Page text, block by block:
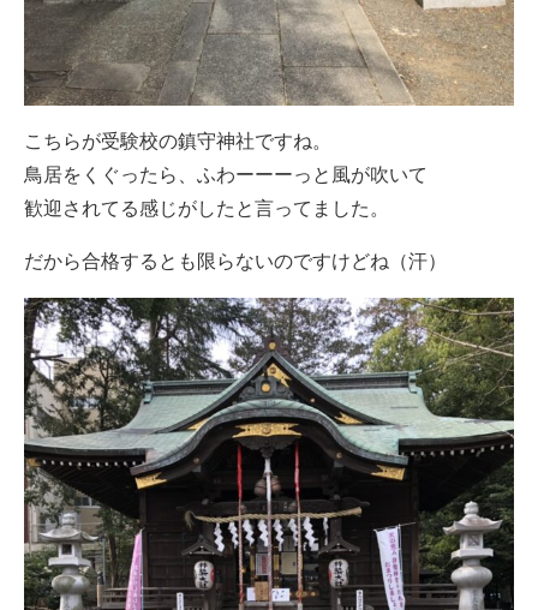
こちらが受験校の鎮守神社ですね。
鳥居をくぐったら、ふわーーーっと風が吹いて
歓迎されてる感じがしたと言ってました。
だから合格するとも限らないのですけどね（汗）